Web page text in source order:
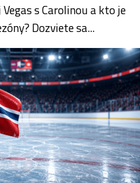
s Carolinou a kto je
Dozviete sa...